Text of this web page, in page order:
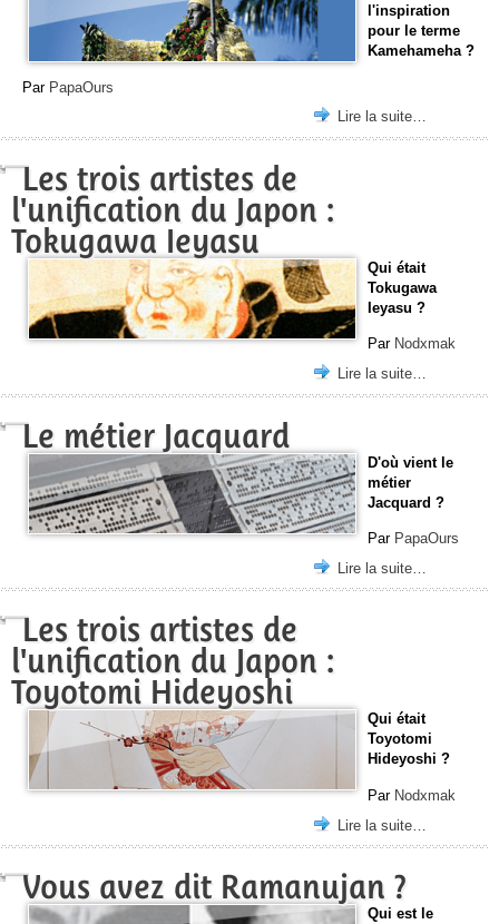
l'inspiration
pour le terme
Kamehameha ?
Par PapaOurs
Lire la suite…
Les trois artistes de
l'unification du Japon :
Tokugawa Ieyasu
Qui était
Tokugawa
Ieyasu ?
Par Nodxmak
Lire la suite…
Le métier Jacquard
D'où vient le
métier
Jacquard ?
Par PapaOurs
Lire la suite…
Les trois artistes de
l'unification du Japon :
Toyotomi Hideyoshi
Qui était
Toyotomi
Hideyoshi ?
Par Nodxmak
Lire la suite…
Vous avez dit Ramanujan ?
Qui est le